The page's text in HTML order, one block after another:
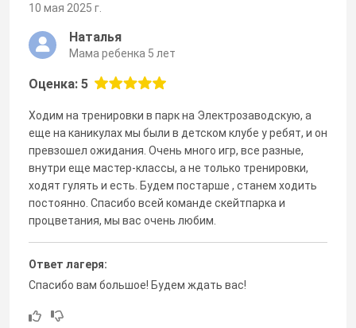
10 мая 2025 г.
Наталья
Мама ребенка 5 лет
Оценка: 5
Ходим на тренировки в парк на Электрозаводскую, а
еще на каникулах мы были в детском клубе у ребят, и он
превзошел ожидания. Очень много игр, все разные,
внутри еще мастер-классы, а не только тренировки,
ходят гулять и есть. Будем постарше , станем ходить
постоянно. Спасибо всей команде скейтпарка и
процветания, мы вас очень любим.
Ответ лагеря:
Спасибо вам большое! Будем ждать вас!